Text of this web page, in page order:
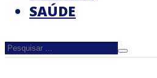
SAÚDE